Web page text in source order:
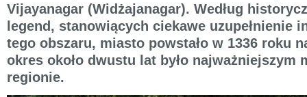
Vijayanagar (Widżajanagar). Według
legend, stanowiących ciekawe uzupełnienie
tego obszaru, miasto powstało w 1336 roku
okres około dwustu lat było najważniejszym
regionie.